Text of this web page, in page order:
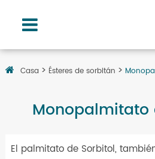
Casa Ésteres de sorbitán
Monopalmitato
El palmitato de Sorbitol,